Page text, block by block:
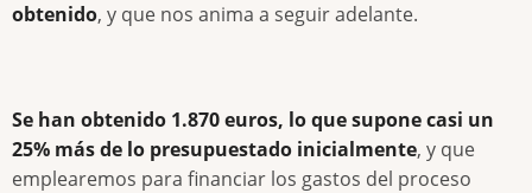
obtenido, y que nos anima a seguir adelante.
Se han obtenido 1.870 euros, lo que supone casi un
25% más de lo presupuestado inicialmente, y que
emplearemos para financiar los gastos del proceso